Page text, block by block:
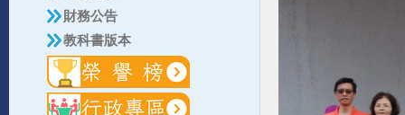
財務公告
教科書版本